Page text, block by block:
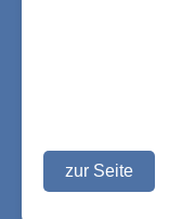
zur Seite